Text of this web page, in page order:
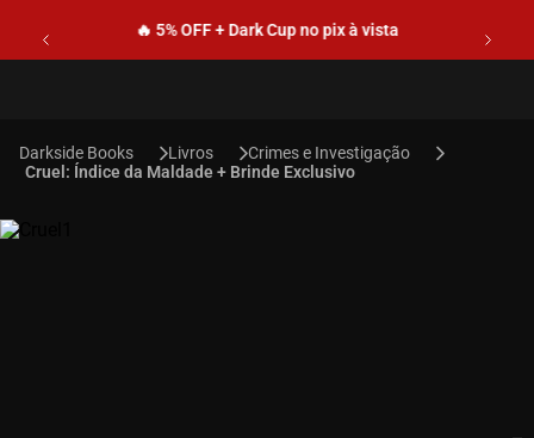
🔥 5% OFF + Dark Cup no pix à vista
Livros
Crimes e Investigação
Cruel: Índice da Maldade + Brinde Exclusivo